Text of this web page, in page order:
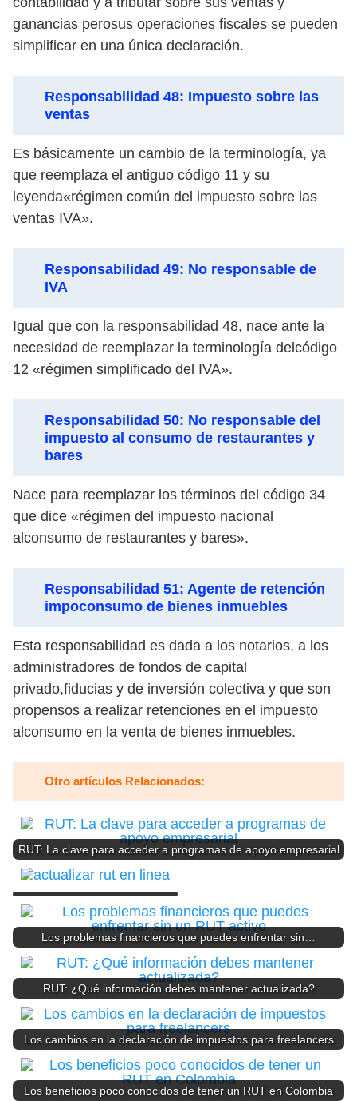
ganancias perosus operaciones fiscales se pueden
simplificar en una única declaración.
Responsabilidad 48: Impuesto sobre las
ventas
Es básicamente un cambio de la terminología, ya
que reemplaza el antiguo código 11 y su
leyenda«régimen común del impuesto sobre las
ventas IVA».
Responsabilidad 49: No responsable de
IVA
Igual que con la responsabilidad 48, nace ante la
necesidad de reemplazar la terminología delcódigo
12 «régimen simplificado del IVA».
Responsabilidad 50: No responsable del
impuesto al consumo de restaurantes y
bares
Nace para reemplazar los términos del código 34
que dice «régimen del impuesto nacional
alconsumo de restaurantes y bares».
Responsabilidad 51: Agente de retención
impoconsumo de bienes inmuebles
Esta responsabilidad es dada a los notarios, a los
administradores de fondos de capital
privado,fiducias y de inversión colectiva y que son
propensos a realizar retenciones en el impuesto
alconsumo en la venta de bienes inmuebles.
Otro artículos Relacionados:
RUT: La clave para acceder a programas de apoyo empresarial
Los problemas financieros que puedes enfrentar sin…
RUT: ¿Qué información debes mantener actualizada?
Los cambios en la declaración de impuestos para freelancers
Los beneficios poco conocidos de tener un RUT en Colombia